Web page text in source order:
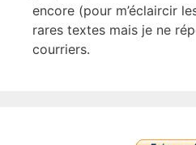
encore (pour m’éclaircir
rares textes mais je ne
courriers.